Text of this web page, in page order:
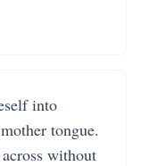
into
tongue.
without